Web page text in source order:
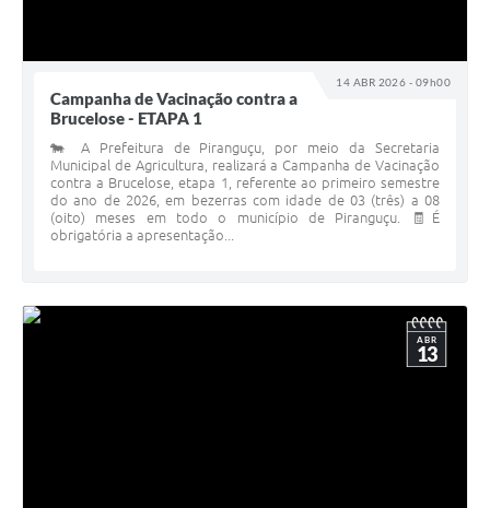
14 ABR 2026 - 09h00
Campanha de Vacinação contra a
Brucelose - ETAPA 1
🐄 A Prefeitura de Piranguçu, por meio da Secretaria
Municipal de Agricultura, realizará a Campanha de Vacinação
contra a Brucelose, etapa 1, referente ao primeiro semestre
do ano de 2026, em bezerras com idade de 03 (três) a 08
(oito) meses em todo o município de Piranguçu. 🧾É
obrigatória a apresentação...
ABR
13